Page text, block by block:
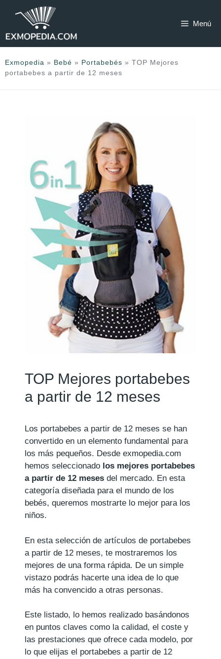
Menú
Exmopedia » Bebé » Portabebés » TOP Mejores
portabebes a partir de 12 meses
TOP Mejores portabebes
a partir de 12 meses
Los portabebes a partir de 12 meses se han
convertido en un elemento fundamental para
los más pequeños. Desde exmopedia.com
hemos seleccionado los mejores portabebes
a partir de 12 meses del mercado. En esta
categoría diseñada para el mundo de los
bebés, queremos mostrarte lo mejor para los
niños.
En esta selección de artículos de portabebes
a partir de 12 meses, te mostraremos los
mejores de una forma rápida. De un simple
vistazo podrás hacerte una idea de lo que
más ha convencido a otras personas.
Este listado, lo hemos realizado basándonos
en puntos claves como la calidad, el coste y
las prestaciones que ofrece cada modelo, por
lo que elijas el portabebes a partir de 12